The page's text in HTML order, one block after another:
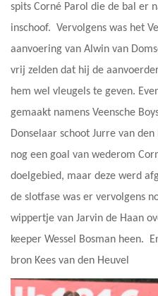
spits Corné Parol die de bal er
inschoof. Vervolgens was het
aanvoering van Alwin van
vrij zelden dat hij de
hem wel vleugels te geven.
gemaakt namens Veensche
Donselaar schoot Jurre van
nog een goal van wederom
doelgebied, maar deze werd
de slotfase was er vervolgens
wippertje van Jarvin de Haan
keeper Wessel Bosman heen.
bron Kees van den Heuvel